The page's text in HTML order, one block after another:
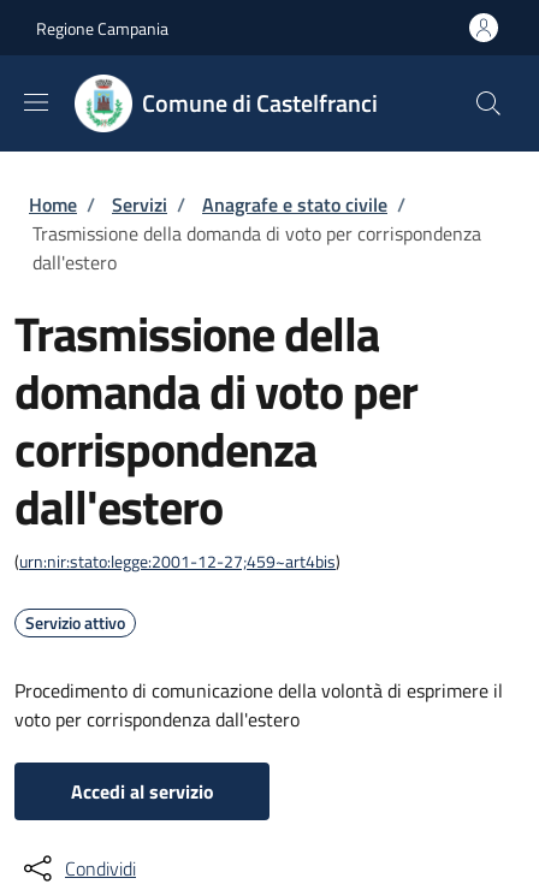
Regione Campania
Comune di Castelfranci
Briciole di pane
Home / Servizi / Anagrafe e stato civile /
Trasmissione della domanda di voto per corrispondenza
dall'estero
Trasmissione della
domanda di voto per
corrispondenza
dall'estero
(urn:nir:stato:legge:2001-12-27;459~art4bis)
Servizio attivo
Procedimento di comunicazione della volontà di esprimere il
voto per corrispondenza dall'estero
Accedi al servizio
Condividi